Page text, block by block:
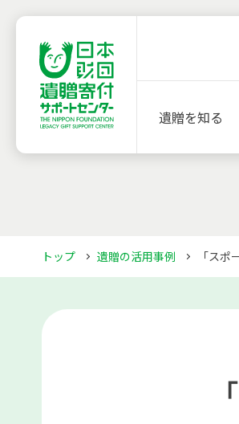
遺贈を知る
トップ 遺贈の活用事例 「ス